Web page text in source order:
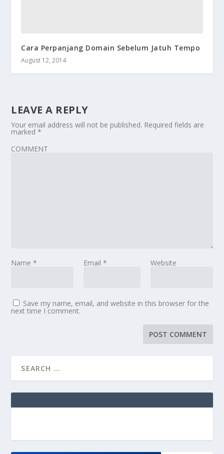
Cara Perpanjang Domain Sebelum Jatuh Tempo
August 12, 2014
LEAVE A REPLY
Your email address will not be published. Required fields are
marked*
COMMENT
Name* Email * Website
Save my name, email, and website in this browser for the
next time I comment.